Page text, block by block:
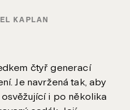
KAPLAN
čtyř generací
Je navržená tak, aby
i po několika